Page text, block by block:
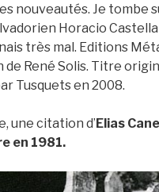
nouveautés. Je tombe
Horacio
très mal. Editions
de René Solis. Titre
Tusquets en 2008.
une citation d’Elias
en 1981.